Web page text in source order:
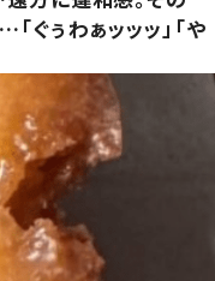
ぐぅわぁッッッ」「や